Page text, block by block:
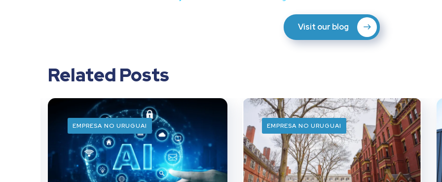
Visit our blog
Related Posts
EMPRESA NO URUGUAI EMPRESA NO URUGUAI